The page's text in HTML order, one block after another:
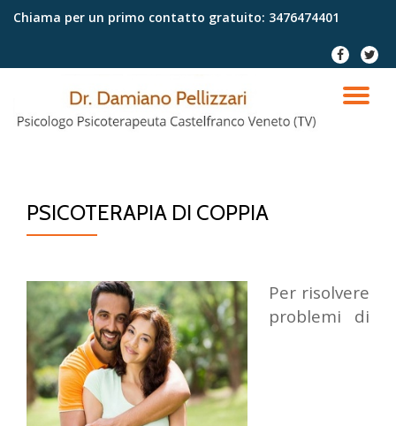
Chiama per un primo contatto gratuito: 3476474401
fa-
facebook
fa-
twitter
PSICOTERAPIA DI COPPIA
Per risolvere
problemi di